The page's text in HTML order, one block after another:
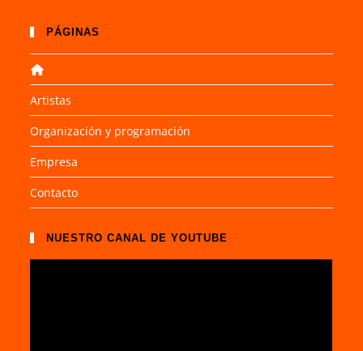
PÁGINAS
Artistas
Organización y programación
Empresa
Contacto
NUESTRO CANAL DE YOUTUBE